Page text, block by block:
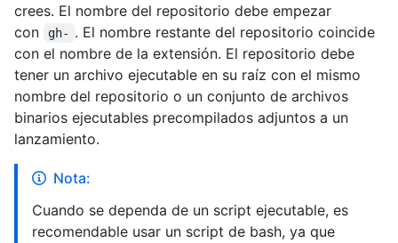
crees. El nombre del repositorio debe empezar
con
gh- . El nombre restante del repositorio coincide
con el nombre de la extensión. El repositorio debe
tener un archivo ejecutable en su raíz con el mismo
nombre del repositorio o un conjunto de archivos
binarios ejecutables precompilados adjuntos a un
lanzamiento.
Nota:
Cuando se dependa de un script ejecutable, es
recomendable usar un script de bash, ya que